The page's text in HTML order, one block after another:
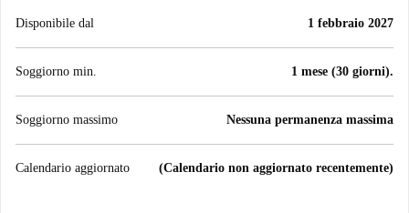
Disponibile dal 1 febbraio 2027
Soggiorno min. 1 mese (30 giorni).
Soggiorno massimo Nessuna permanenza massima
Calendario aggiornato (Calendario non aggiornato recentemente)